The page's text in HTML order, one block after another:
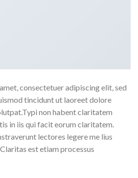
consectetuer adipiscing elit, sed
tincidunt ut laoreet dolore
non habent claritatem
in iis qui facit eorum claritatem.
lectores legere me lius
est etiam processus